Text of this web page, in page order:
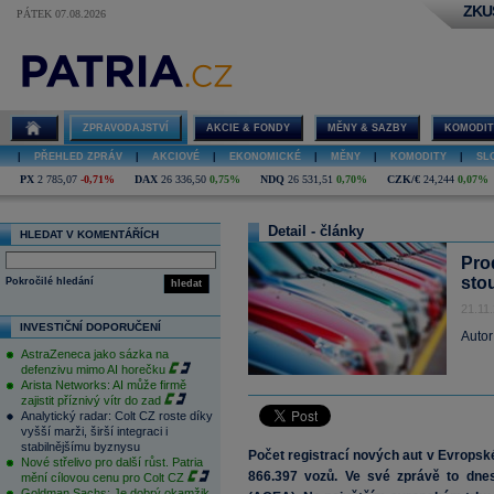
PÁTEK 07.08.2026
ZPRAVODAJSTVÍ AKCIE & FONDY MĚNY & SAZBY
PŘEHLED ZPRÁV AKCIOVÉ EKONOMICKÉ MĚNY KOMODITY
PX 2 785,07 -0,71% DAX 26 336,50 0,75% NDQ 26 531,51 0,70% CZK/€ 24,244 0,07%
HLEDAT V KOMENTÁŘÍCH
hledat
Pokročilé hledání
INVESTIČNÍ DOPORUČENÍ
AstraZeneca jako sázka na
defenzivu mimo AI horečku
Arista Networks: AI může firmě
zajistit příznivý vítr do zad
Analytický radar: Colt CZ roste díky
vyšší marži, širší integraci i
stabilnějšímu byznysu
Nové střelivo pro další růst. Patria
mění cílovou cenu pro Colt CZ
Detail - články
Počet registrací nových aut v
866.397 vozů. Ve své zprávě to